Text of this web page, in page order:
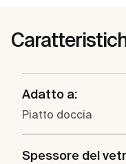
Adatto a:
Piatto doccia
Spessore del